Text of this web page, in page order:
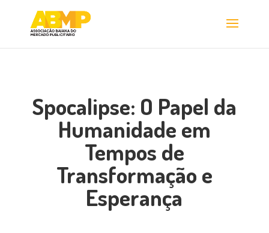
Spocalipse: O Papel da
Humanidade em
Tempos de
Transformação e
Esperança